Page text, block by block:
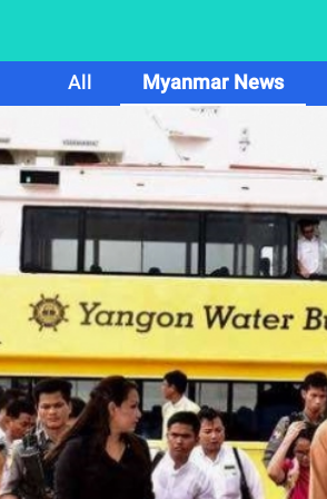
All
Myanmar News